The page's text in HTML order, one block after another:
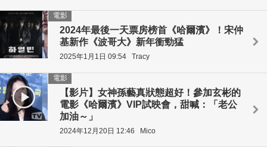
2024年最後一天票房榜首《哈爾濱》！宋仲
基新作《波哥大》新年衝勁猛
電影
2025年1月1日 09:54 Tracy
【影片】女神孫藝真狀態超好！參加玄彬的
電影《哈爾濱》VIP試映會，甜喊：「老公
加油～」
電影
2024年12月20日 12:46 Mico